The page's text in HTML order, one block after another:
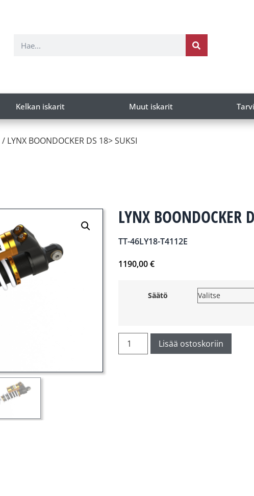
Kelkan iskarit Muut iskarit
/ LYNX BOONDOCKER DS 18> SUKSI
LYNX BOONDOCKER
TT-46LY18-T4112E
1190,00€
Säätö
Lisää ostoskoriin